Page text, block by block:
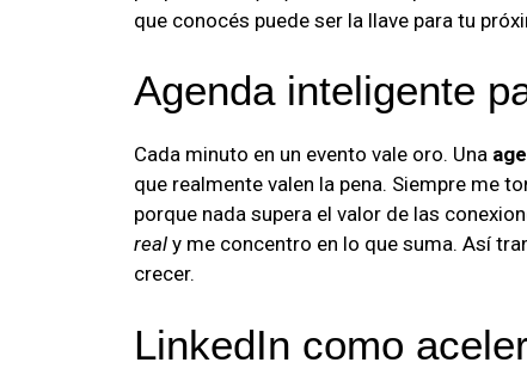
que conocés puede ser la llave para tu
Agenda inteligente
Cada minuto en un evento vale oro. Una
que realmente valen la pena. Siempre me
porque nada supera el valor de las
real y me concentro en lo que suma. Así
crecer.
LinkedIn como